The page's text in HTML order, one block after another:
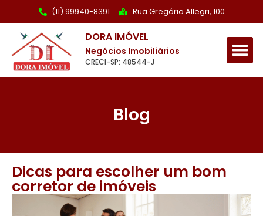
(11) 99940-8391 Rua Gregório Allegri, 100
DORA IMÓVEL
Negócios Imobiliários
CRECI-SP: 48544-J
Blog
Dicas para escolher um bom
corretor de imóveis